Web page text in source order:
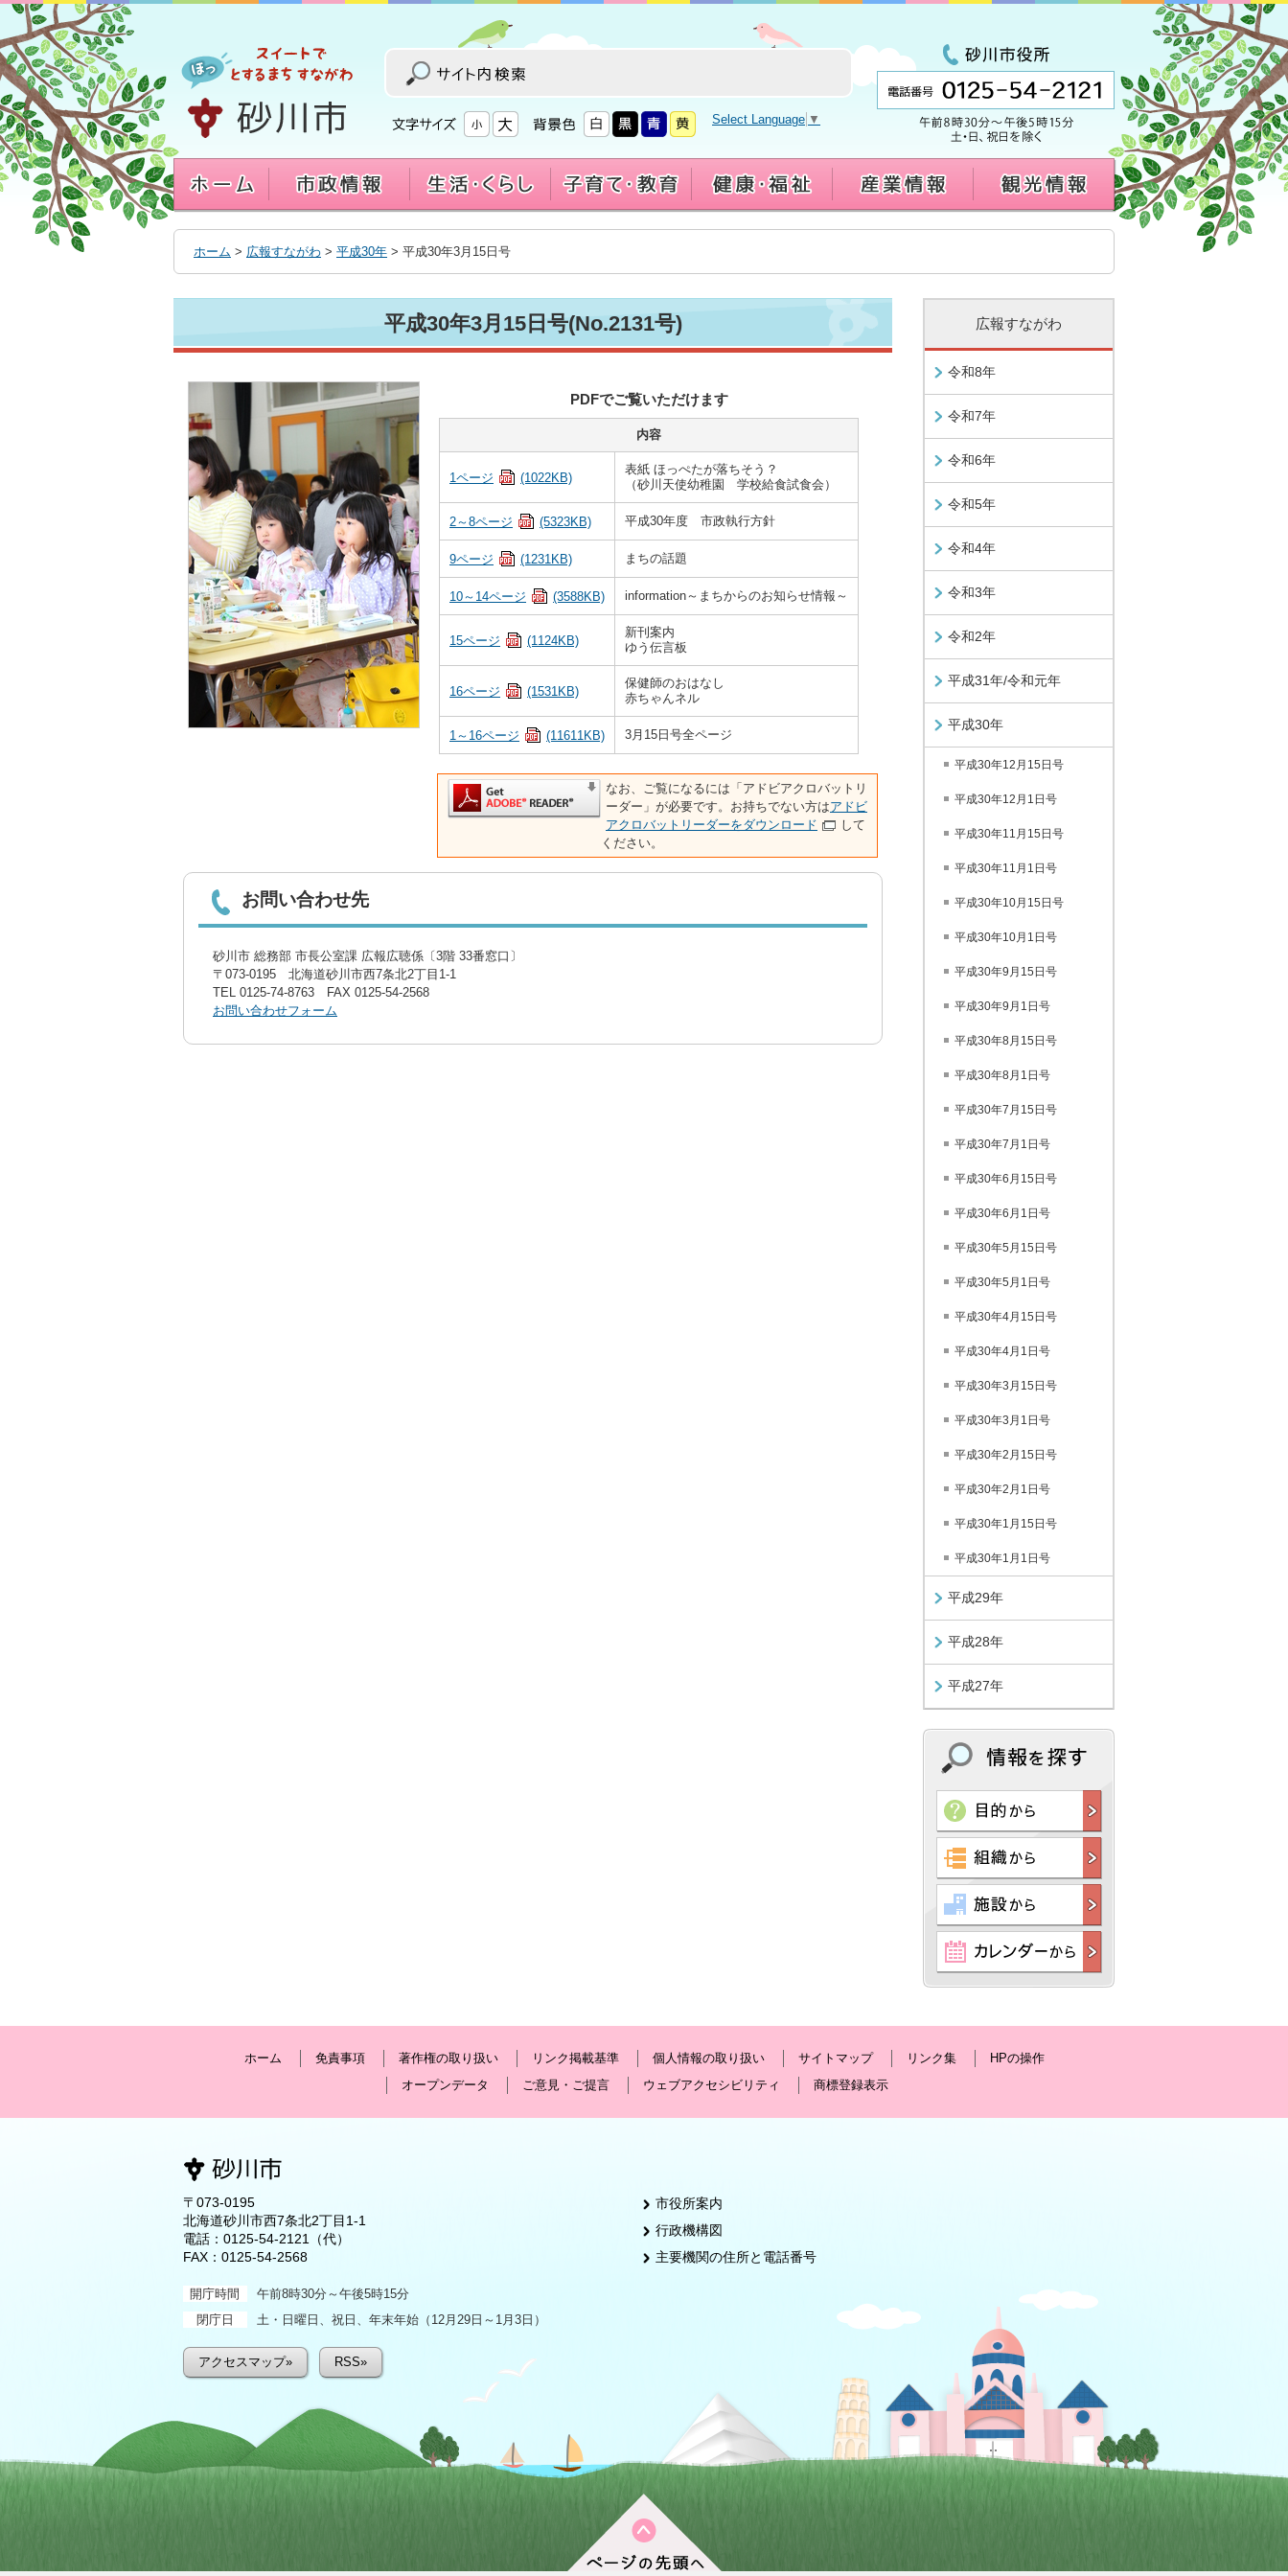
へ
移
動
す
る
Select Language ▼
ホーム > 広報すながわ > 平成30年 > 平成30年3月15日号
平成30年3月15日号(No.2131号)
PDFでご覧いただけます
内容
1ページ (1022KB)
表紙 ほっぺたが落ちそう？
（砂川天使幼稚園 学校給食試食会）
2～8ページ (5323KB) 平成30年度 市政執行方針
9ページ (1231KB) まちの話題
10～14ページ (3588KB) information～まちからのお知らせ情報～
15ページ (1124KB)
新刊案内
ゆう伝言板
16ページ (1531KB)
保健師のおはなし
赤ちゃんネル
1～16ページ (11611KB) 3月15日号全ページ
なお、ご覧になるには「アドビアクロバットリ
ーダー」が必要です。お持ちでない方はアドビ
アクロバットリーダーをダウンロード
して
ください。
お問い合わせ先
砂川市 総務部 市長公室課 広報広聴係〔3階 33番窓口〕
〒073-0195 北海道砂川市西7条北2丁目1-1
TEL 0125-74-8763 FAX 0125-54-2568
お問い合わせフォーム
広報すながわ
令和8年
令和7年
令和6年
令和5年
令和4年
令和3年
令和2年
平成31年/令和元年
平成30年
平成30年12月15日号
平成30年12月1日号
平成30年11月15日号
平成30年11月1日号
平成30年10月15日号
平成30年10月1日号
平成30年9月15日号
平成30年9月1日号
平成30年8月15日号
平成30年8月1日号
平成30年7月15日号
平成30年7月1日号
平成30年6月15日号
平成30年6月1日号
平成30年5月15日号
平成30年5月1日号
平成30年4月15日号
平成30年4月1日号
平成30年3月15日号
平成30年3月1日号
平成30年2月15日号
平成30年2月1日号
平成30年1月15日号
平成30年1月1日号
平成29年
平成28年
平成27年
ホーム 免責事項 著作権の取り扱い リンク掲載基準 個人情報の取り扱い サイトマップ リンク集
HPの操作
オープンデータ
ご意見・ご提言 ウェブアクセシビリティ 商標登録表示
〒073-0195
北海道砂川市西7条北2丁目1-1
電話： 0125-54-2121
（代）
FAX：0125-54-2568
開庁時間
午前8時30分～午後5時15分
閉庁日
土・日曜日、祝日、年末年始（12月29日～1月3日）
アクセスマップ» RSS»
市役所案内
行政機構図
主要機関の住所と電話番号